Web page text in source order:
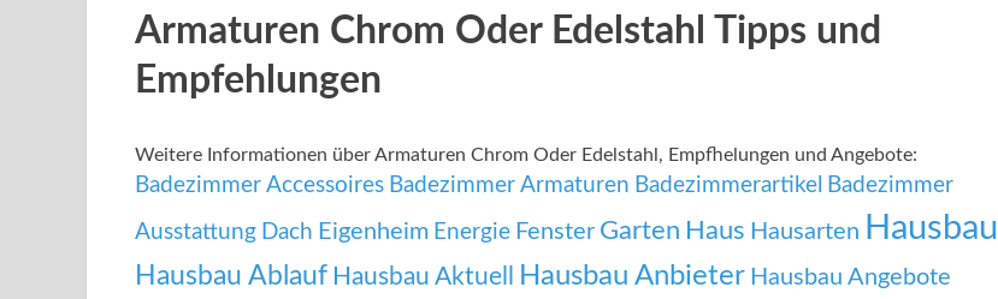
Armaturen Chrom Oder Edelstahl Tipps und
Empfehlungen
Weitere Informationen über Armaturen Chrom Oder Edelstahl, Empfhelungen und Angebote:
Badezimmer Accessoires Badezimmer Armaturen Badezimmerartikel Badezimmer
Ausstattung Dach Eigenheim Energie Fenster Garten Haus Hausarten Hausbau
Hausbau Ablauf Hausbau Aktuell Hausbau Anbieter Hausbau Angebote